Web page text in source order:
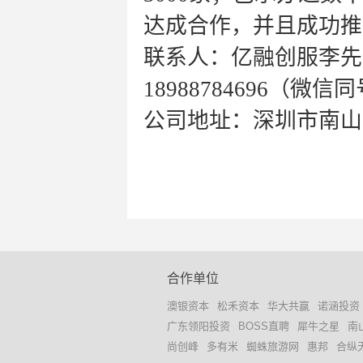
达成合作，并且成功
联系人：亿融创服李
18988784696（微信同
公司地址：深圳市南
合作单位
澳银资本 松禾资本 华大共赢
诺涵投资
广东领阳投资
BOSS直聘 犀牛之星
南
尚创峰
多有米 蜘蛛旅游网 惠邦 合纵